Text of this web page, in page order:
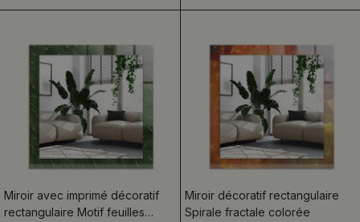
Miroir avec imprimé décoratif
rectangulaire Motif feuilles
Miroir décoratif rectangulaire
Spirale fractale colorée